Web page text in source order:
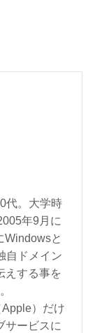
代。大学時
年9月に
Windowsと
自ドメイン
えする事を
）だけ
サービスに